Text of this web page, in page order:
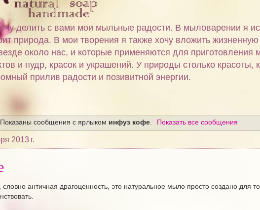
делить с вами мои мыльные радости. В мыловарении я
природа. В мои творения я также хочу вложить
около нас, и которые применяются для приготовления
и пудр, красок и украшений. У природы столько
прилив радости и позивитной энергии.
Показаны сообщения с ярлыком инфуз кофе. Показать все сообщения
2013 г.
античная драгоценность, это натуральное мыло просто создано для